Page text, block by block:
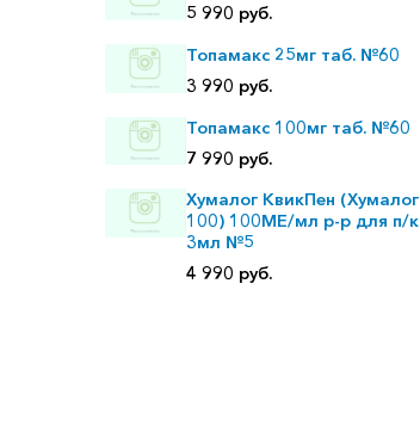
5 990 руб.
Топамакс 25мг таб. №60
3 990 руб.
Топамакс 100мг таб. №60
7 990 руб.
Хумалог КвикПен (Хумалог
100) 100МЕ/мл р-р для п/к
3мл №5
4 990 руб.